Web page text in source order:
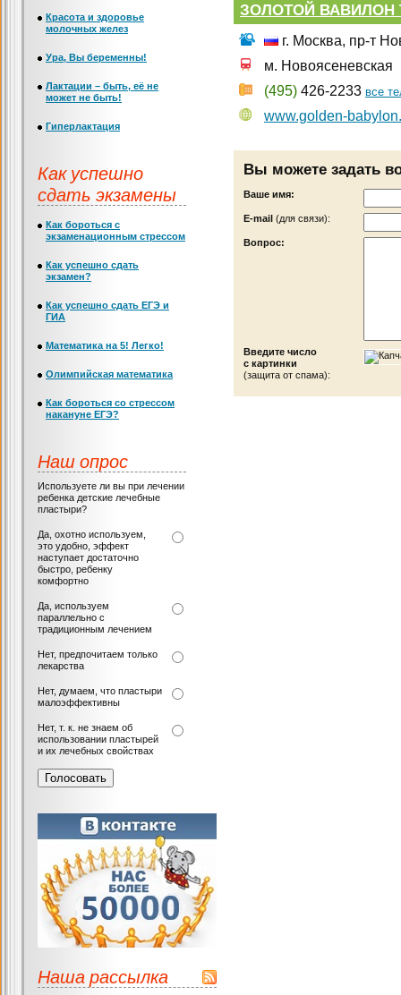
ЗОЛОТОЙ ВАВИЛОН
г. Москва, пр-т
м. Новоясеневская
(495) 426-2233 все
www.golden-
Вы можете задать
Ваше имя:
Е-mail (для связи):
Вопрос:
Введите число
с картинки
(защита от спама):
Красота и здоровье
молочных желез
Ура, Вы беременны!
Лактации – быть, её не
может не быть!
Гиперлактация
Как успешно
сдать экзамены
Как бороться с
экзаменационным стрессом
Как успешно сдать
экзамен?
Как успешно сдать ЕГЭ и
ГИА
Математика на 5! Легко!
Олимпийская математика
Как бороться со стрессом
накануне ЕГЭ?
Наш опрос
Используете ли вы при лечении
ребенка детские лечебные
пластыри?
Да, охотно используем,
это удобно, эффект
наступает достаточно
быстро, ребенку
комфортно
Да, используем
параллельно с
традиционным лечением
Нет, предпочитаем только
лекарства
Нет, думаем, что пластыри
малоэффективны
Нет, т. к. не знаем об
использовании пластырей
и их лечебных свойствах
Наша рассылка